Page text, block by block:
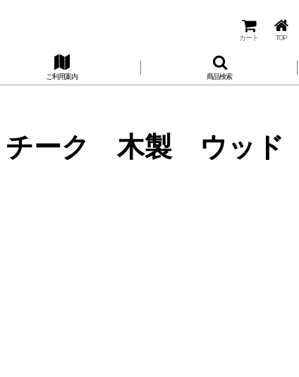
カート TOP
ご利用案内 商品検索
チーク 木製 ウッド